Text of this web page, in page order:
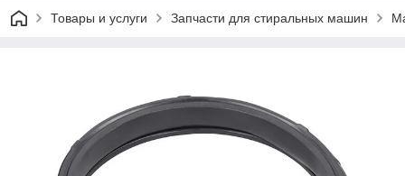
Товары и услуги Запчасти для стиральных машин